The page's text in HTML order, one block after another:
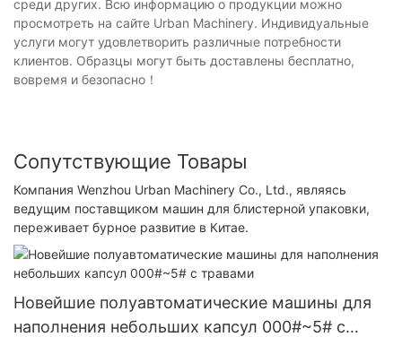
среди других. Всю информацию о продукции можно
просмотреть на сайте Urban Machinery. Индивидуальные
услуги могут удовлетворить различные потребности
клиентов. Образцы могут быть доставлены бесплатно,
вовремя и безопасно！
Сопутствующие Товары
Компания Wenzhou Urban Machinery Co., Ltd., являясь
ведущим поставщиком машин для блистерной упаковки,
переживает бурное развитие в Китае.
Новейшие полуавтоматические машины для
наполнения небольших капсул 000#~5# с